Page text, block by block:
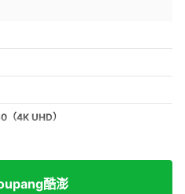
4K UHD）
酷澎